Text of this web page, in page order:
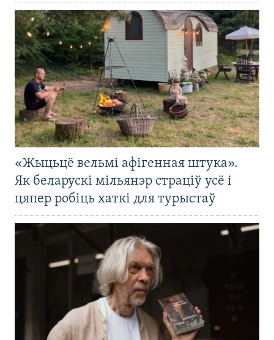
«Жыцьцё вельмі афігенная штука».
Як беларускі мільянэр страціў усё і
цяпер робіць хаткі для турыстаў